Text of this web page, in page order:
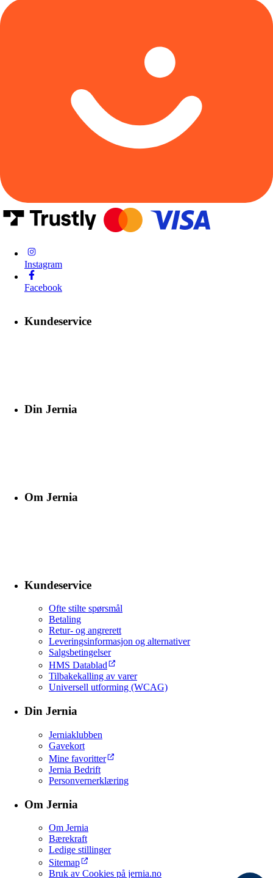
Instagram
Facebook
Kundeservice
Din Jernia
Om Jernia
Kundeservice
Ofte stilte spørsmål
Betaling
Retur- og angrerett
Leveringsinformasjon og alternativer
Salgsbetingelser
HMS Datablad
Tilbakekalling av varer
Universell utforming (WCAG)
Din Jernia
Jerniaklubben
Gavekort
Mine favoritter
Jernia Bedrift
Personvernerklæring
Om Jernia
Om Jernia
Bærekraft
Ledige stillinger
Sitemap
Bruk av Cookies på jernia.no